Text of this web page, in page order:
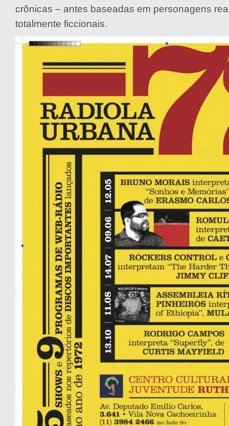
crônicas – antes baseadas em personagens
totalmente ficcionais.